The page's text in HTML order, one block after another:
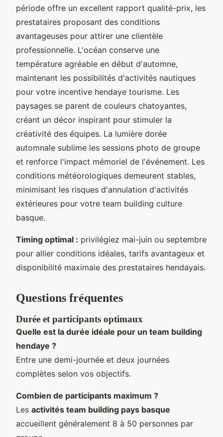
période offre un excellent rapport qualité-prix, les
prestataires proposant des conditions
avantageuses pour attirer une clientèle
professionnelle. L'océan conserve une
température agréable en début d'automne,
maintenant les possibilités d'activités nautiques
pour votre incentive hendaye tourisme. Les
paysages se parent de couleurs chatoyantes,
créant un décor inspirant pour stimuler la
créativité des équipes. La lumière dorée
automnale sublime les sessions photo de groupe
et renforce l'impact mémoriel de l'événement. Les
conditions météorologiques demeurent stables,
minimisant les risques d'annulation d'activités
extérieures pour votre team building culture
basque.
Timing optimal : privilégiez mai-juin ou septembre
pour allier conditions idéales, tarifs avantageux et
disponibilité maximale des prestataires hendayais.
Questions fréquentes
Durée et participants optimaux
Quelle est la durée idéale pour un team building
hendaye ?
Entre une demi-journée et deux journées
complètes selon vos objectifs.
Combien de participants maximum ?
Les activités team building pays basque
accueillent généralement 8 à 50 personnes par